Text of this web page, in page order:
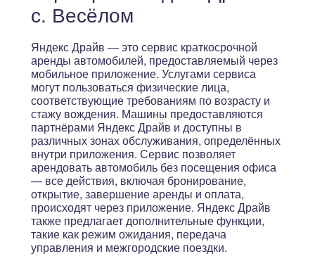
с. Весёлом
Яндекс Драйв — это сервис краткосрочной
аренды автомобилей, предоставляемый через
мобильное приложение. Услугами сервиса
могут пользоваться физические лица,
соответствующие требованиям по возрасту и
стажу вождения. Машины предоставляются
партнёрами Яндекс Драйв и доступны в
различных зонах обслуживания, определённых
внутри приложения. Сервис позволяет
арендовать автомобиль без посещения офиса
— все действия, включая бронирование,
открытие, завершение аренды и оплата,
происходят через приложение. Яндекс Драйв
также предлагает дополнительные функции,
такие как режим ожидания, передача
управления и межгородские поездки.